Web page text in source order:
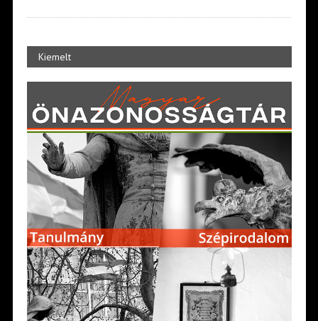
Kiemelt